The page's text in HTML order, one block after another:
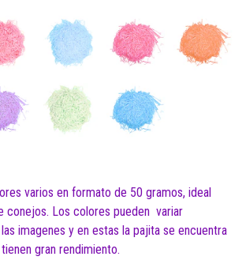
varios en formato de 50 gramos, ideal
conejos. Los colores pueden variar
imagenes y en estas la pajita se encuentra
gran rendimiento.